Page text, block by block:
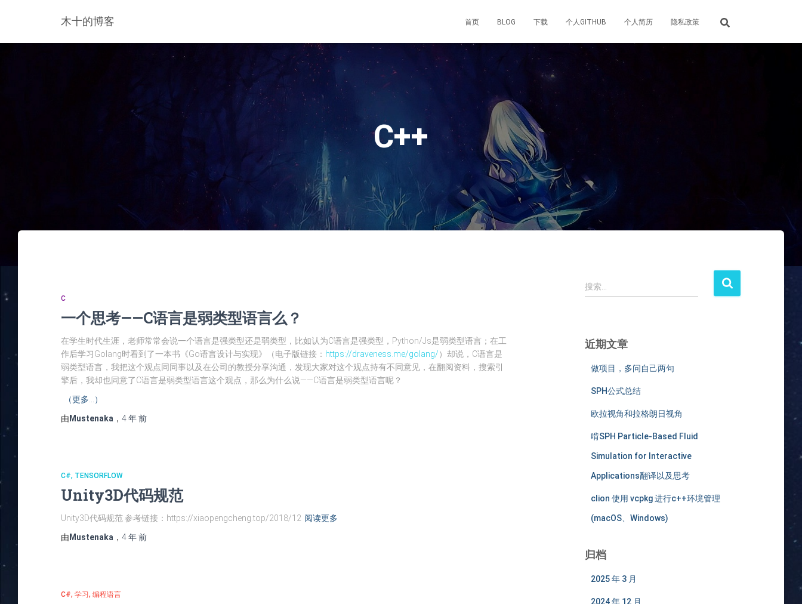
木十的博客 首页 BLOG 下载 个人GITHUB 个人简历 隐私政策
C++
C
一个思考——C语言是弱类型语言么？
在学生时代生涯，老师常常会说一个语言是强类型还是弱类型，比如认为C语言是强类型，Python/Js是弱类型语言；在工
作后学习Golang时看到了一本书《Go语言设计与实现》（电子版链接： https://draveness.me/golang/）却说，C语言是
弱类型语言，我把这个观点同同事以及在公司的教授分享沟通，发现大家对这个观点持有不同意见，在翻阅资料，搜索引
擎后，我却也同意了C语言是弱类型语言这个观点，那么为什么说——C语言是弱类型语言呢？
（更多…）
由 Mustenaka ， 4 年前
C# TENSORFLOW
Unity3D代码规范
Unity3D代码规范 参考链接：https://xiaopengcheng.top/2018/12 阅读更多
由 Mustenaka ， 4 年前
C# 学习 编程语言
搜
索
搜索…
近期文章
做项目，多问自己两句
SPH公式总结
欧拉视角和拉格朗日视角
啃SPH Particle-Based Fluid
Simulation for Interactive
Applications翻译以及思考
clion 使用 vcpkg 进行c++环境管理
(macOS、Windows)
归档
2025 年 3 月
2024 年 12 月